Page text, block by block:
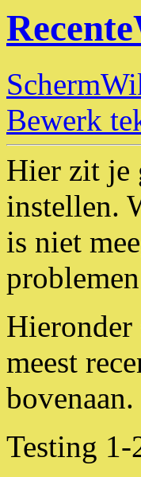
Bewerk
Hier zit je
instellen.
is niet
Hieronder
meest
bovenaan.
Testing 1-